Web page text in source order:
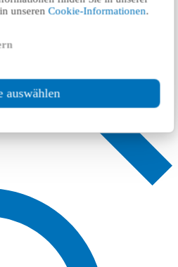
unserenCookie-Informationen.
auswählen